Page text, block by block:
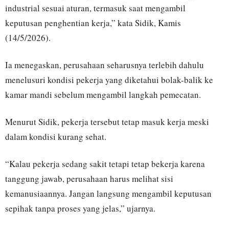
industrial sesuai aturan, termasuk saat mengambil
keputusan penghentian kerja,” kata Sidik, Kamis
(14/5/2026).
Ia menegaskan, perusahaan seharusnya terlebih dahulu
menelusuri kondisi pekerja yang diketahui bolak-balik ke
kamar mandi sebelum mengambil langkah pemecatan.
Menurut Sidik, pekerja tersebut tetap masuk kerja meski
dalam kondisi kurang sehat.
“Kalau pekerja sedang sakit tetapi tetap bekerja karena
tanggung jawab, perusahaan harus melihat sisi
kemanusiaannya. Jangan langsung mengambil keputusan
sepihak tanpa proses yang jelas,” ujarnya.